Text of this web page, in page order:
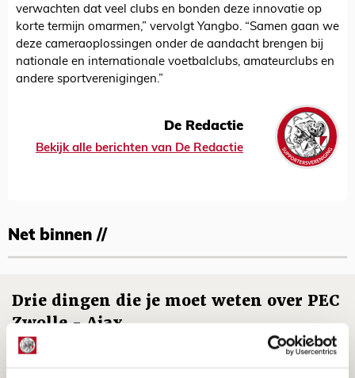
verwachten dat veel clubs en bonden deze innovatie op
korte termijn omarmen,” vervolgt Yangbo. “Samen gaan we
deze cameraoplossingen onder de aandacht brengen bij
nationale en internationale voetbalclubs, amateurclubs en
andere sportverenigingen.”
De Redactie
Bekijk alle berichten van De Redactie
Net binnen //
Drie dingen die je moet weten over PEC
Zwolle - Ajax
08 AUGUSTUS 2026 - 12:32
NIEUWS